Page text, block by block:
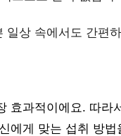
상 속에서도 간편
효과적이에요. 따라
에게 맞는 섭취 방